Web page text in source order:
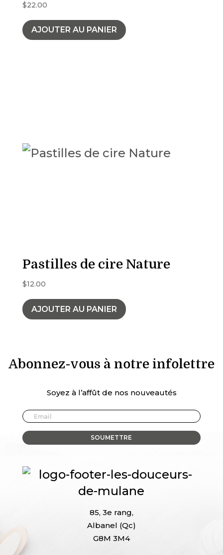
$22.00
AJOUTER AU PANIER
Pastilles de cire Nature
$12.00
AJOUTER AU PANIER
Abonnez-vous à notre infolettre
Soyez à l’affût de nos nouveautés
85, 3e rang,
Albanel (Qc)
G8M 3M4